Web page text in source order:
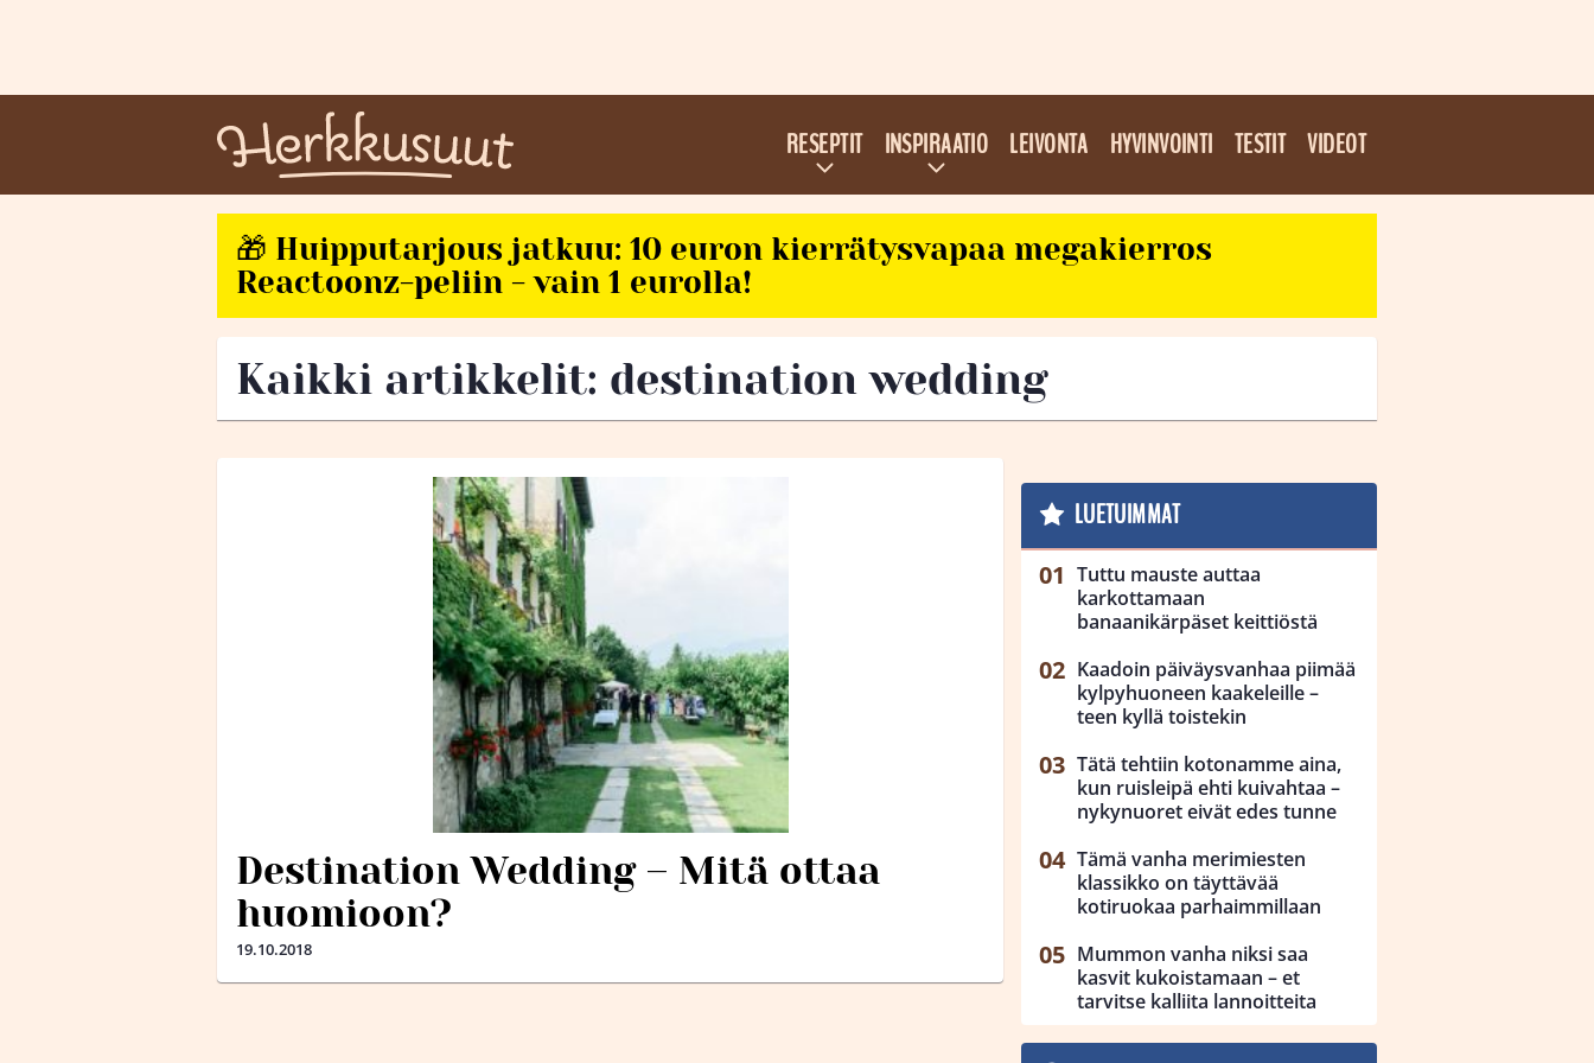
RESEPTIT INSPIRAATIO LEIVONTA HYVINVOINTI TESTIT VIDEOT
🎁 Huipputarjous jatkuu: 10 euron kierrätysvapaa megakierros
Reactoonz-peliin - vain 1 eurolla!
Kaikki artikkelit: destination wedding
Destination Wedding – Mitä ottaa
huomioon?
19.10.2018
LUETUIMMAT
Tuttu mauste auttaa
karkottamaan
banaanikärpäset keittiöstä
Kaadoin päiväysvanhaa piimää
kylpyhuoneen kaakeleille –
teen kyllä toistekin
Tätä tehtiin kotonamme aina,
kun ruisleipä ehti kuivahtaa –
nykynuoret eivät edes tunne
Tämä vanha merimiesten
klassikko on täyttävää
kotiruokaa parhaimmillaan
Mummon vanha niksi saa
kasvit kukoistamaan – et
tarvitse kalliita lannoitteita